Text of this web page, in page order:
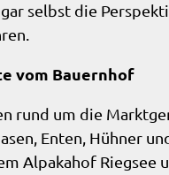
selbst die
vom Bauernhof
rund um die
Enten, Hühner
Alpakahof Riegsee